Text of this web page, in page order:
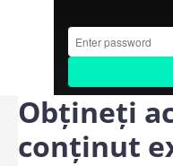
Obțineți
conținut